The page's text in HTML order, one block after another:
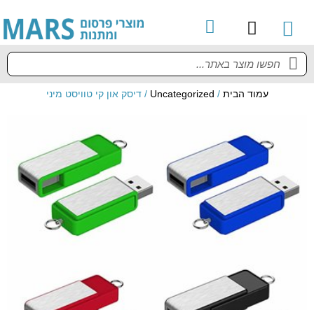
עמוד הבית /
Uncategorized / דיסק און קי טוויסט מיני